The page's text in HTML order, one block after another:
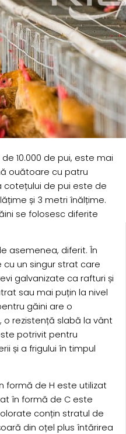
10.000 de pui, este mai
ouătoare cu patru
cotețului de pui este de
și 3 metri înălțime.
se folosesc diferite
asemenea, diferit. În
un singur strat care
galvanizate ca rafturi și
sau mai puțin la nivel
găini are o
o rezistență slabă la vânt
potrivit pentru
și a frigului în timpul
formă de H este utilizat
în formă de C este
conțin stratul de
din oțel plus întărirea